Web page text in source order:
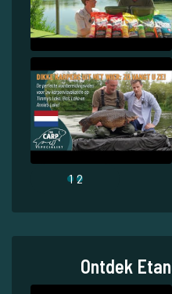
1 2
Ontdek